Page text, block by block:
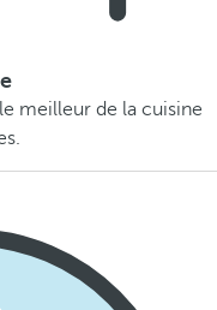
meilleur de la cuisine